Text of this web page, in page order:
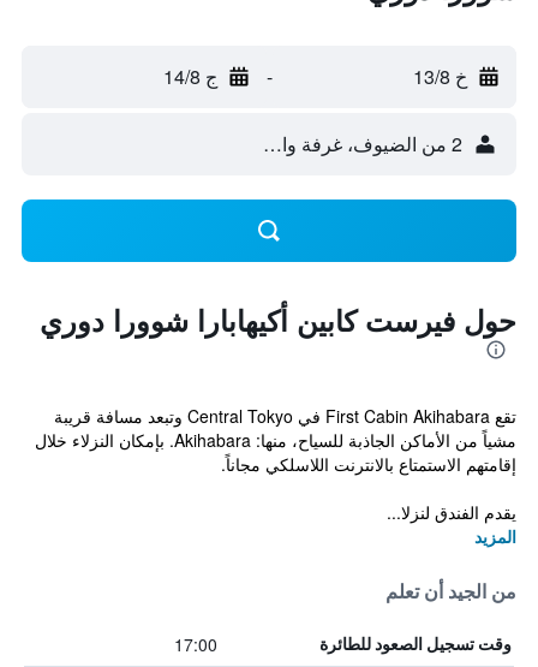
خ 13/8 - ج 14/8
2 من الضيوف، غرفة واحدة
حول فيرست كابين أكيهابارا شوورا دوري
تقع First Cabin Akihabara في Central Tokyo وتبعد مسافة قريبة
مشياً من الأماكن الجاذبة للسياح، منها: Akihabara. بإمكان النزلاء خلال
إقامتهم الاستمتاع بالانترنت اللاسلكي مجاناً.
يقدم الفندق لنزلا...
المزيد
من الجيد أن تعلم
وقت تسجيل الصعود للطائرة 17:00